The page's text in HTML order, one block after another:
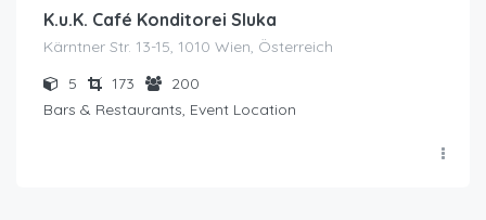
K.u.K. Café Konditorei Sluka
Kärntner Str. 13-15, 1010 Wien, Österreich
5
173
200
Bars & Restaurants, Event Location